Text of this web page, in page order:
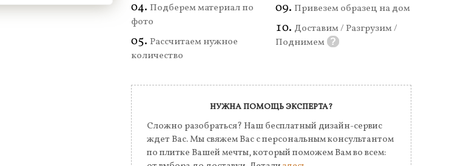
Подберем материал по
фото
Рассчитаем нужное
количество
Привезем образец на дом
Доставим / Разгрузим /
Поднимем ?
НУЖНА ПОМОЩЬ ЭКСПЕРТА?
Сложно разобраться? Наш бесплатный дизайн-сервис
ждет Вас. Мы свяжем Вас с персональным консультантом
по плитке Вашей мечты, который поможем Вам во всем: